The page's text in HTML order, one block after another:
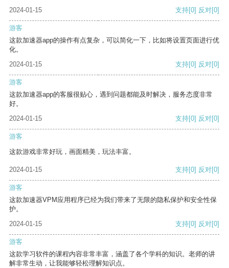
2024-01-15
支持[0] 反对[0]
游客
这款加速器app的操作有点复杂，可以简化一下，比如将设置页面进行优
化。
2024-01-15
支持[0] 反对[0]
游客
这款加速器app的客服很贴心，遇到问题都能及时解决，服务态度非常
好。
2024-01-15
支持[0] 反对[0]
游客
这款游戏非常好玩，画面精美，玩法丰富。
2024-01-15 支持[0] 反对[0]
游客
这款加速器VPM应用程序已经为我们带来了无限的隐私保护和安全性保
护。
2024-01-15
支持[0] 反对[0]
游客
这款学习软件的课程内容非常丰富，涵盖了各个学科的知识。老师的讲
解非常生动，让我能够轻松理解知识点。